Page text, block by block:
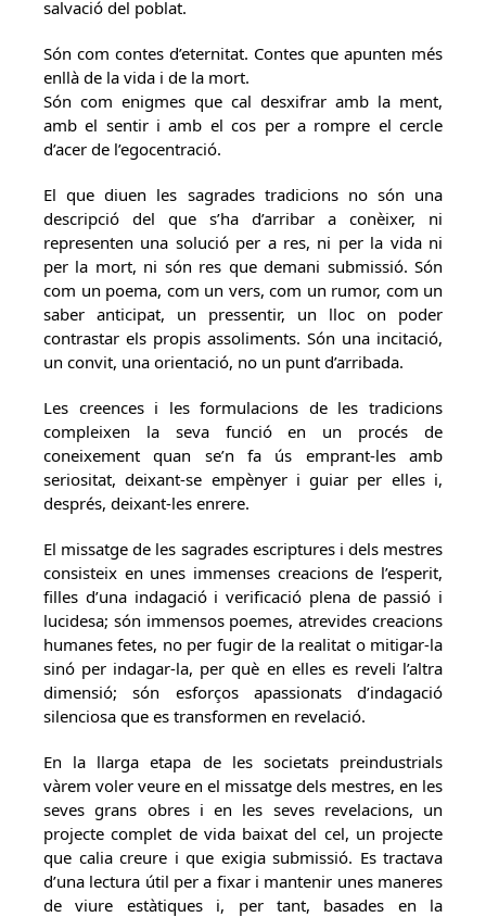
salvació del poblat.
Són com contes d’eternitat. Contes que apunten més
enllà de la vida i de la mort.
Són com enigmes que cal desxifrar amb la ment,
amb el sentir i amb el cos per a rompre el cercle
d’acer de l’egocentració.
El que diuen les sagrades tradicions no són una
descripció del que s’ha d’arribar a conèixer, ni
representen una solució per a res, ni per la vida ni
per la mort, ni són res que demani submissió. Són
com un poema, com un vers, com un rumor, com un
saber anticipat, un pressentir, un lloc on poder
contrastar els propis assoliments. Són una incitació,
un convit, una orientació, no un punt d’arribada.
Les creences i les formulacions de les tradicions
compleixen la seva funció en un procés de
coneixement quan se’n fa ús emprant-les amb
seriositat, deixant-se empènyer i guiar per elles i,
després, deixant-les enrere.
El missatge de les sagrades escriptures i dels mestres
consisteix en unes immenses creacions de l’esperit,
filles d’una indagació i verificació plena de passió i
lucidesa; són immensos poemes, atrevides creacions
humanes fetes, no per fugir de la realitat o mitigar-la
sinó per indagar-la, per què en elles es reveli l’altra
dimensió; són esforços apassionats d’indagació
silenciosa que es transformen en revelació.
En la llarga etapa de les societats preindustrials
vàrem voler veure en el missatge dels mestres, en les
seves grans obres i en les seves revelacions, un
projecte complet de vida baixat del cel, un projecte
que calia creure i que exigia submissió. Es tractava
d’una lectura útil per a fixar i mantenir unes maneres
de viure estàtiques i, per tant, basades en la